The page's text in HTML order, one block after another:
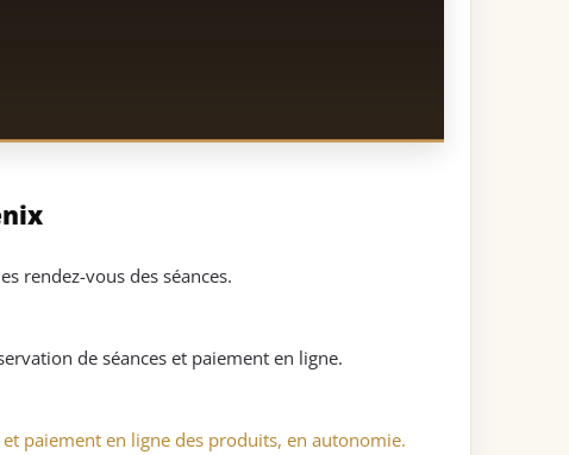
rendez-vous des séances.
de séances et paiement en ligne.
paiement en ligne des produits, en autonomie.